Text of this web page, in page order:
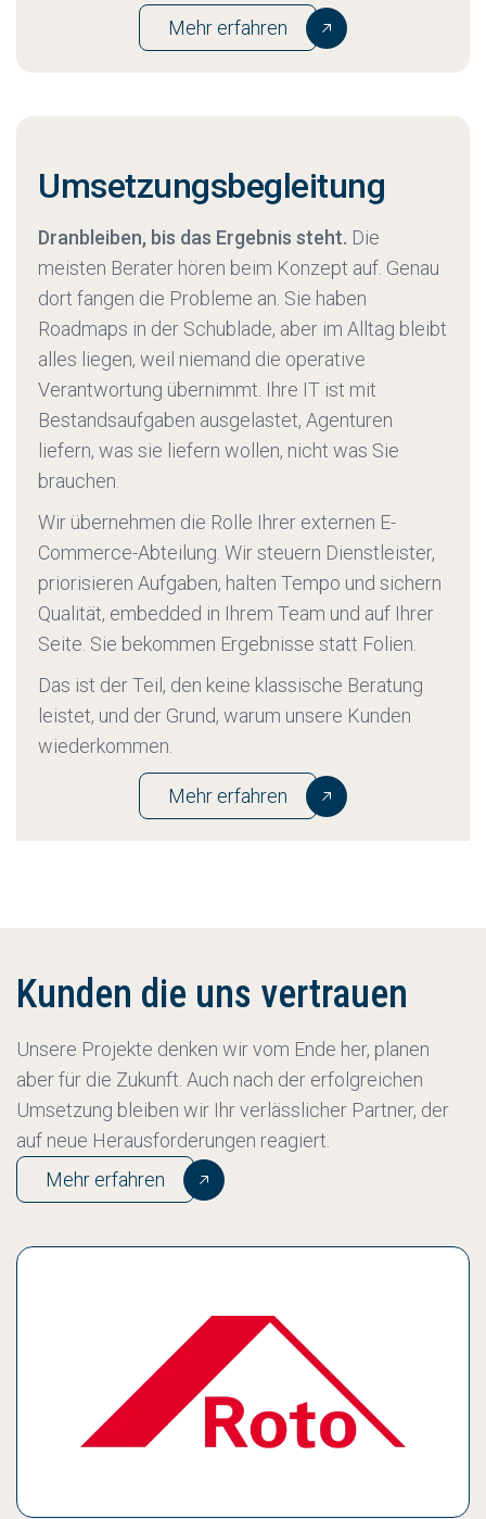
Mehr erfahren
Umsetzungsbegleitung
Dranbleiben, bis das Ergebnis steht. ‍ Die
meisten Berater hören beim Konzept auf. Genau
dort fangen die Probleme an. Sie haben
Roadmaps in der Schublade, aber im Alltag bleibt
alles liegen, weil niemand die operative
Verantwortung übernimmt. Ihre IT ist mit
Bestandsaufgaben ausgelastet, Agenturen
liefern, was sie liefern wollen, nicht was Sie
brauchen.
Wir übernehmen die Rolle Ihrer externen E-
Commerce-Abteilung. Wir steuern Dienstleister,
priorisieren Aufgaben, halten Tempo und sichern
Qualität, embedded in Ihrem Team und auf Ihrer
Seite. Sie bekommen Ergebnisse statt Folien.
Das ist der Teil, den keine klassische Beratung
leistet, und der Grund, warum unsere Kunden
wiederkommen.
Mehr erfahren
Kunden die uns vertrauen
Unsere Projekte denken wir vom Ende her, planen
aber für die Zukunft. Auch nach der erfolgreichen
Umsetzung bleiben wir Ihr verlässlicher Partner, der
auf neue Herausforderungen reagiert.
Mehr erfahren